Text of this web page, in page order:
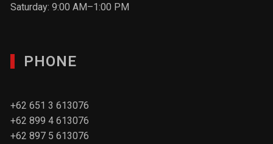
Saturday: 9:00 AM–1:00 PM
PHONE
+62 651 3 613076
+62 899 4 613076
+62 897 5 613076